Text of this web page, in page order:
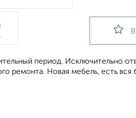
период. Исключительно
ремонта. Новая мебель, есть